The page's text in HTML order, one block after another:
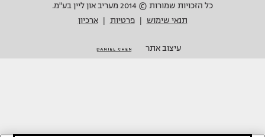
כל הזכויות שמורות © 2014 מעריב און ליין בע"מ.
תנאי שימוש
פרטיות ארכיון
עיצוב אתר